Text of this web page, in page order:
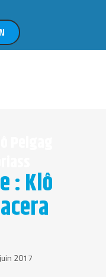
: Klô
2017